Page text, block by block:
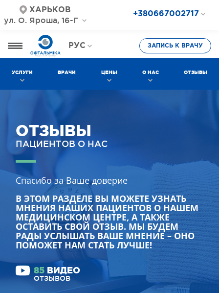
ХАРЬКОВ
ул. О. Яроша, 16-Г
+380667002717
+380577002717
РУС
УКР
ЗАПИСЬ К ВРАЧУ
УСЛУГИ ВРАЧИ ЦЕНЫ О НАС ОТЗЫВЫ
ОТЗЫВЫ
ПАЦИЕНТОВ О НАС
Спасибо за Ваше доверие
В ЭТОМ РАЗДЕЛЕ ВЫ МОЖЕТЕ УЗНАТЬ
МНЕНИЯ НАШИХ ПАЦИЕНТОВ О НАШЕМ
МЕДИЦИНСКОМ ЦЕНТРЕ, А ТАКЖЕ
ОСТАВИТЬ СВОЙ ОТЗЫВ. МЫ БУДЕМ
РАДЫ УСЛЫШАТЬ ВАШЕ МНЕНИЕ – ОНО
ПОМОЖЕТ НАМ СТАТЬ ЛУЧШЕ!
85 ВИДЕО
ОТЗЫВОВ